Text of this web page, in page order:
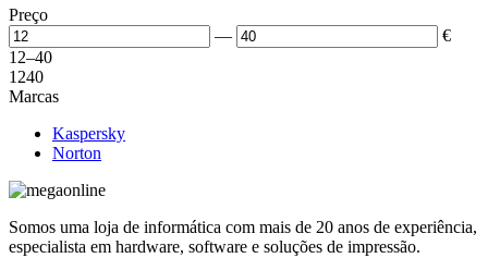
Preço
—
€
12–40
1240
Marcas
Kaspersky
Norton
Somos uma loja de informática com mais de 20 anos de experiência,
especialista em hardware, software e soluções de impressão.